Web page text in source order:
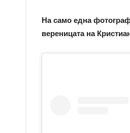
На само една
вереницата на